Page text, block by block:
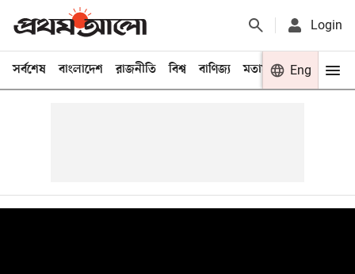
Login
সর্বশেষ বাংলাদেশ রাজনীতি বিশ্ব বাণিজ্য মতামত খেলা
Eng